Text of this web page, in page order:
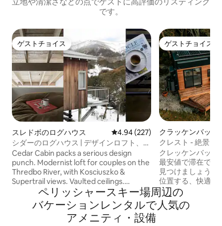
です。
ゲストチョイス
ゲストチョイス
スレドボのログハウス レビュー227件、5つ星中4.94つ
4.94 (227)
シダーのログハウス | デザインロフト、温
泉、山の眺望
Cedar Cabin packs a serious design
punch. Modernist loft for couples on the
Thredbo River, with Kosciuszko &
Supertrail views. Vaulted ceilings.
Japanese Onsen for post-slope unwind.
Award-winning, curated interiors with a
custom Shal mural. Balcony frames the
riverfront swimming hole and morning
ゲストチョイス
ゲストチョイス
クラッケンバック
クレスト - 絶景を
ス
クレッケンバック
最安値で滞在でき
見つけましょう
位置する、快適な
ッドのアルパイン
キ、ベッド、また
らの素晴らしい景
ペリッシャースキー場⁠周⁠辺⁠の
バ⁠ケ⁠ー⁠シ⁠ョ⁠ン⁠レ⁠ン⁠タ⁠ル⁠で人⁠気⁠の
ア⁠メ⁠ニ⁠テ⁠ィ⁠・⁠設⁠備